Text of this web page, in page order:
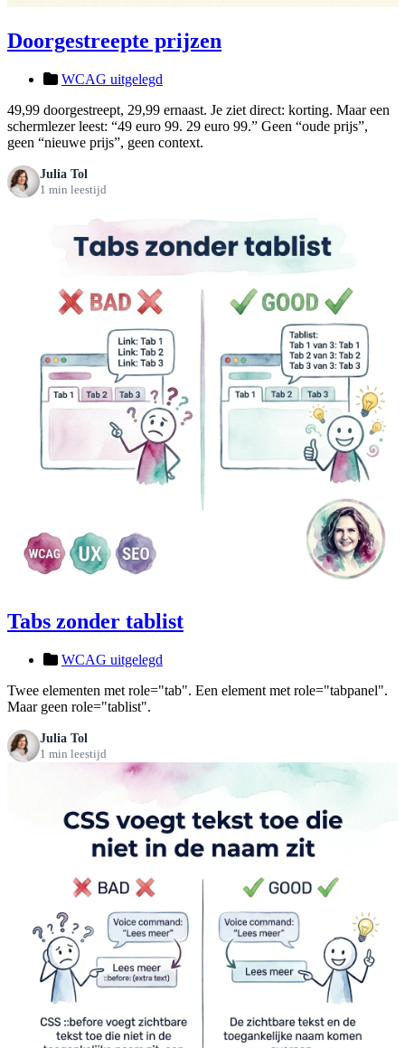
Doorgestreepte prijzen
WCAG uitgelegd
49,99 doorgestreept, 29,99 ernaast. Je ziet direct: korting. Maar een
schermlezer leest: “49 euro 99. 29 euro 99.” Geen “oude prijs”,
geen “nieuwe prijs”, geen context.
Julia Tol
1 min leestijd
Tabs zonder tablist
WCAG uitgelegd
Twee elementen met role="tab". Een element met role="tabpanel".
Maar geen role="tablist".
Julia Tol
1 min leestijd